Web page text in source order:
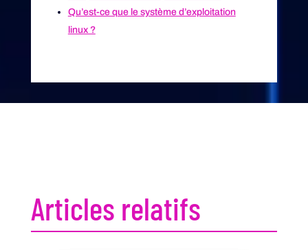
Qu’est-ce que le système d’exploitation
linux ?
Articles relatifs